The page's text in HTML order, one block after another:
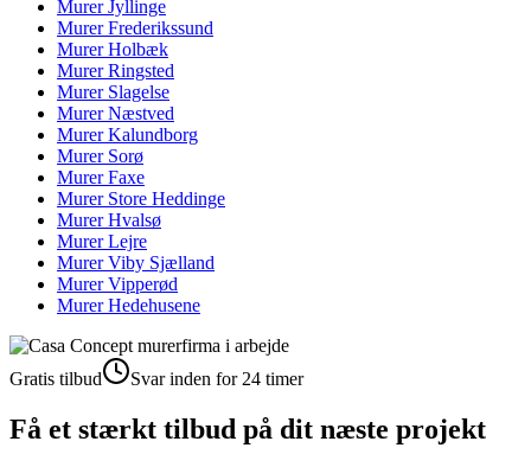
MurerJyllinge
MurerFrederikssund
MurerHolbæk
MurerRingsted
Murer Slagelse
MurerNæstved
MurerKalundborg
Murer Sorø
MurerFaxe
Murer Store Heddinge
MurerHvalsø
MurerLejre
MurerViby Sjælland
MurerVipperød
MurerHedehusene
Gratis tilbud Svar inden for 24 timer
Få et stærkt tilbud på dit næste projekt